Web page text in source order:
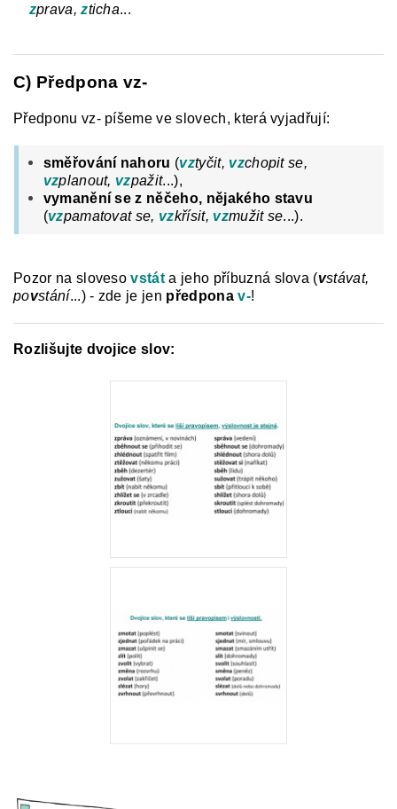
zprava,zticha...
C) Předpona vz-
Předponu vz- píšeme ve slovech, která vyjadřují:
směřování nahoru (vztyčit, vzchopit se,
vzplanout, vzpažit...),
vymanění se z něčeho, nějakého stavu
(vzpamatovat se, vzkřísit, vzmužit se...).
Pozor na slovesovstát a jeho příbuzná slova (vstávat,
povstání...) - zde je jen předponav-!
Rozlišujte dvojice slov: